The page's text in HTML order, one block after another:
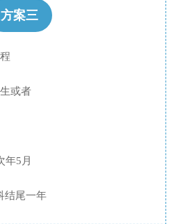
方案三
或者
年5月
结尾一年